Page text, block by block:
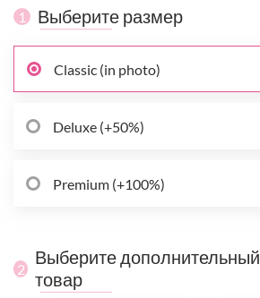
1 Выберите размер
Classic (in photo)
Deluxe (+50%)
Premium (+100%)
2
Выберите дополнительный
товар